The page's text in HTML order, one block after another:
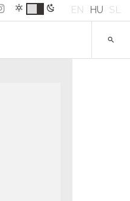
EN HU SL